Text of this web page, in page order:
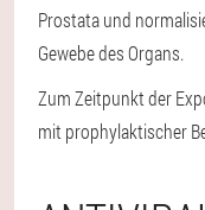
Prostata und
Gewebe des Organs.
Zum Zeitpunkt der
mit prophylaktischer